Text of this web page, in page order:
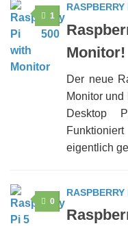
1
RASPBERRY
Monitor!
Der neue
Monitor
Desktop
eigentlich
0
RASPBERRY